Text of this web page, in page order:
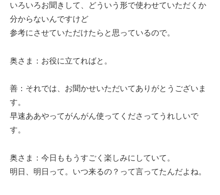
いろいろお聞きして、どういう形で使わせていただくか
分からないんですけど
参考にさせていただけたらと思っているので。
奥さま：お役に立てればと。
善：それでは、お聞かせいただいてありがとうございま
す。
早速ああやってがんがん使ってくださってうれしいで
す。
奥さま：今日ももうすごく楽しみにしていて。
明日、明日って。いつ来るの？って言ってたんだよね。